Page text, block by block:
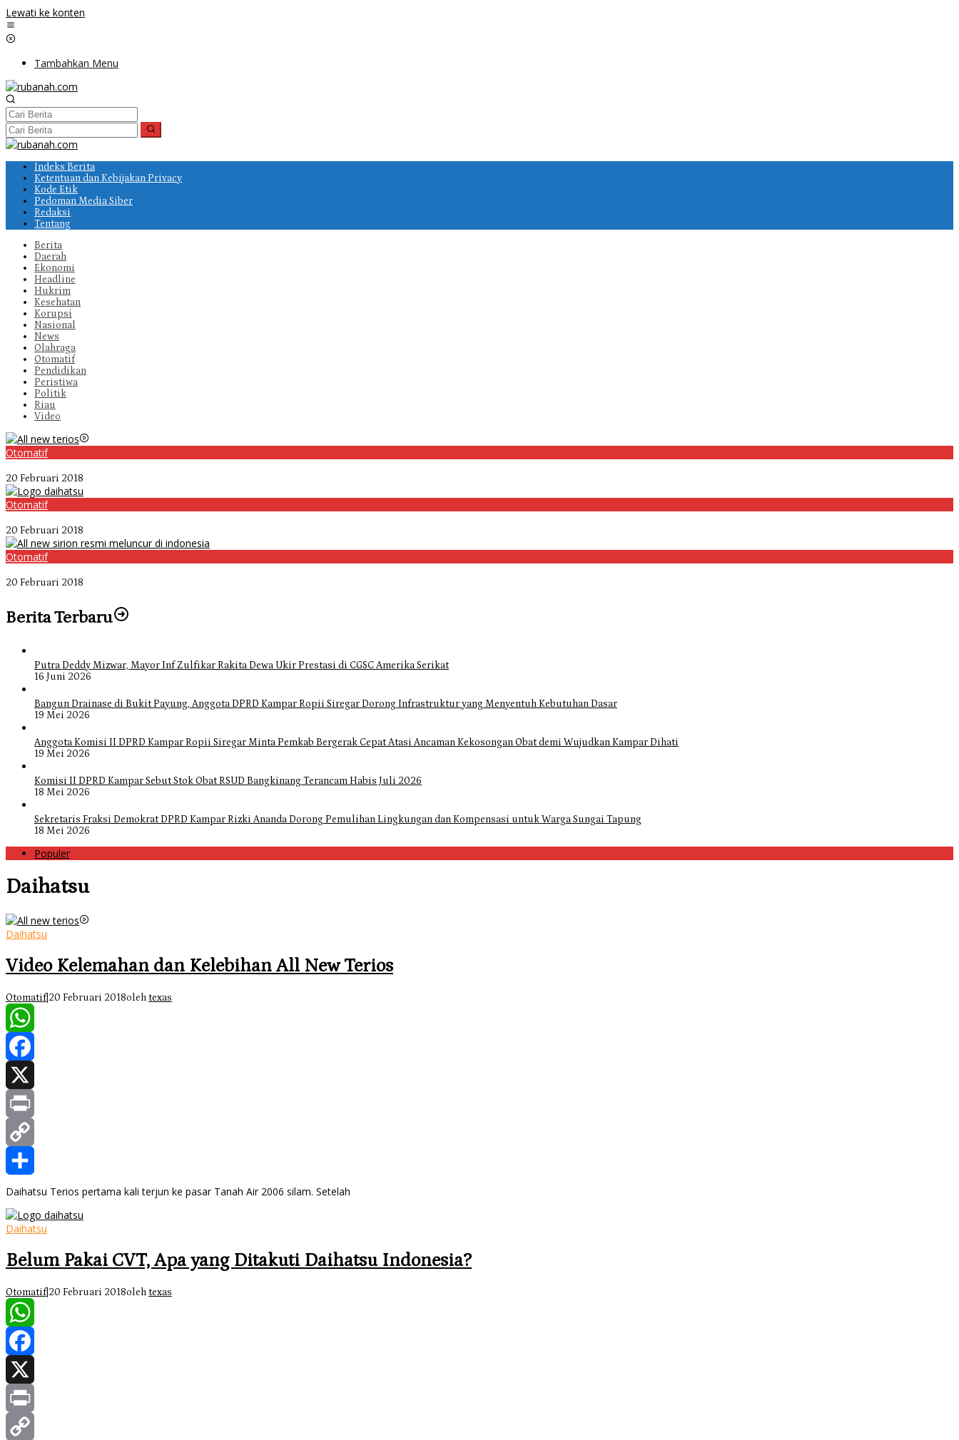
Lewati ke konten
Tambahkan Menu
Indeks Berita
Ketentuan dan Kebijakan Privacy
Kode Etik
Pedoman Media Siber
Redaksi
Tentang
Berita
Daerah
Ekonomi
Headline
Hukrim
Kesehatan
Korupsi
Nasional
News
Olahraga
Otomatif
Pendidikan
Peristiwa
Politik
Riau
Video
Otomatif
20 Februari 2018
Otomatif
20 Februari 2018
Otomatif
20 Februari 2018
Berita Terbaru
Putra Deddy Mizwar, Mayor Inf Zulfikar Rakita Dewa Ukir Prestasi di CGSC Amerika Serikat
16 Juni 2026
Bangun Drainase di Bukit Payung, Anggota DPRD Kampar Ropii Siregar Dorong Infrastruktur yang Menyentuh Kebutuhan Dasar
19 Mei 2026
Anggota Komisi II DPRD Kampar Ropii Siregar Minta Pemkab Bergerak Cepat Atasi Ancaman Kekosongan Obat demi Wujudkan Kampar Dihati
19 Mei 2026
Komisi II DPRD Kampar Sebut Stok Obat RSUD Bangkinang Terancam Habis Juli 2026
18 Mei 2026
Sekretaris Fraksi Demokrat DPRD Kampar Rizki Ananda Dorong Pemulihan Lingkungan dan Kompensasi untuk Warga Sungai Tapung
18 Mei 2026
Populer
Daihatsu
Daihatsu
Video Kelemahan dan Kelebihan All New Terios
Otomatif 20 Februari 2018oleh texas
WhatsApp
Facebook
X
Print
Copy
Link
Share
Daihatsu Terios pertama kali terjun ke pasar Tanah Air 2006 silam. Setelah
Daihatsu
Belum Pakai CVT, Apa yang Ditakuti Daihatsu Indonesia?
Otomatif 20 Februari 2018oleh texas
WhatsApp
Facebook
X
Print